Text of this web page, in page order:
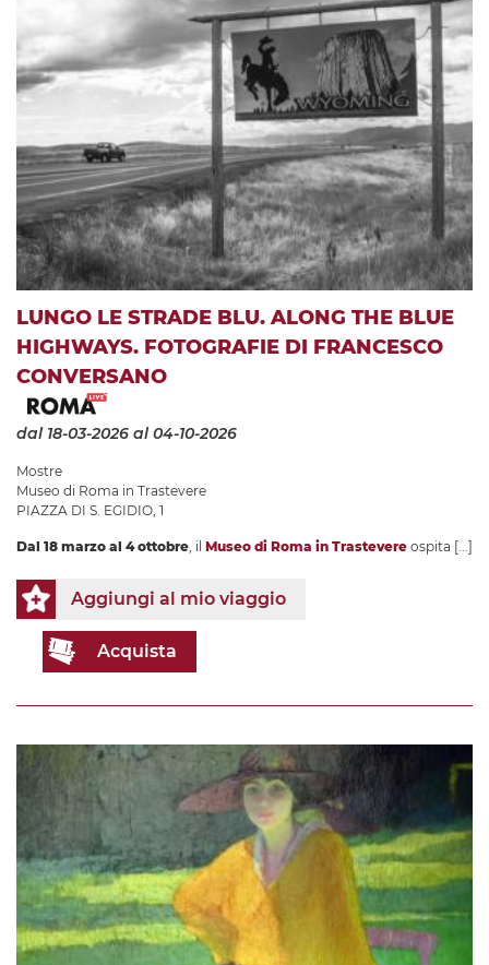
LUNGO LE STRADE BLU. ALONG THE BLUE
HIGHWAYS. FOTOGRAFIE DI FRANCESCO
CONVERSANO
dal 18-03-2026 al 04-10-2026
Mostre
Museo di Roma in Trastevere
PIAZZA DI S. EGIDIO, 1
Dal 18 marzo al 4 ottobre , il Museo di Roma in Trastevere ospita [...]
Aggiungi al mio viaggio
Acquista